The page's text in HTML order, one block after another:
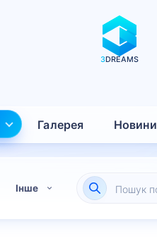
3DREAMS
Галерея Новини
Інше Пошук